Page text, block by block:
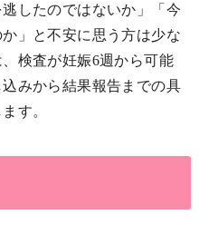
逃したのではないか」「今
」と不安に思う方は少な
検査が妊娠6週から可能
みから結果報告までの具
す。